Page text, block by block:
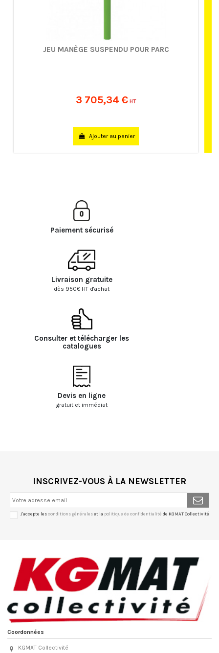
JEU MANÈGE SUSPENDU POUR PARC
3 705,34 € HT
Ajouter au panier
Paiement sécurisé
Livraison gratuite
dès 950€ HT d'achat
Consulter et télécharger les
catalogues
Devis en ligne
gratuit et immédiat
INSCRIVEZ-VOUS À LA NEWSLETTER
J'accepte lesconditions généraleset la politique de confidentialité de KGMAT Collectivité
Coordonnées
KGMAT Collectivité